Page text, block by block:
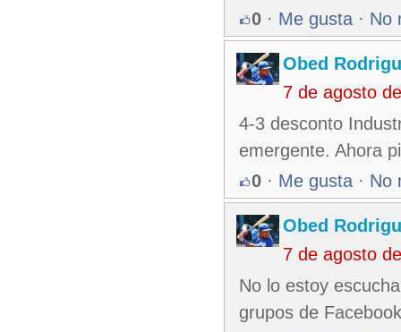
0 · Me gusta · No
Obed
7 de agosto
4-3 desconto
emergente. Ahora
0 · Me gusta · No
Obed
7 de agosto
No lo estoy
grupos de Facebook